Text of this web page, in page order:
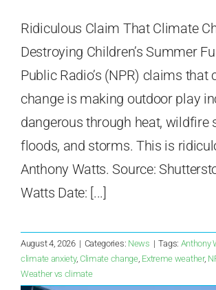
Ridiculous Claim That Climate
Destroying Children’s Summer
Public Radio’s (NPR) claims that
change is making outdoor play
dangerous through heat, wildfire
floods, and storms. This is
Anthony Watts. Source:
Watts Date: [...]
August 4, 2026 | Categories: News | Tags: Anthony
climate anxiety, Climate change, Extreme weather,
Weather vs climate